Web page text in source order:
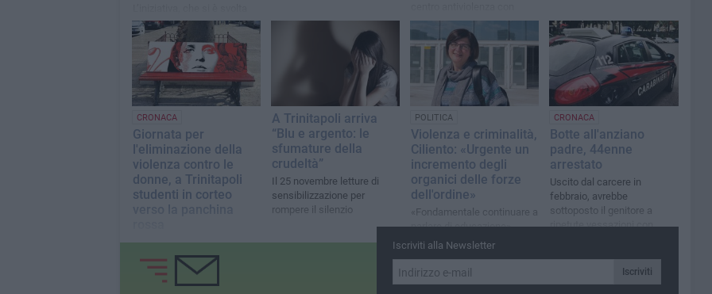
questa mattina, è stata
promossa dalla Fidapa BPW
Italy - Sezione Ofantina in
collaborazione con alcune
scuole della città
l'associazione "Osservatorio
Giulia e Rossella"
CRONACA
Giornata per
l'eliminazione della
violenza contro le
donne, a Trinitapoli
studenti in corteo
La manifestazione è stata
promossa
dall'amministrazione
comunale
A Trinitapoli arriva
“Blu e argento: le
sfumature della
crudeltà”
Il 25 novembre letture di
sensibilizzazione per
rompere il silenzio
POLITICA
Violenza e criminalità,
Ciliento: «Urgente un
incremento degli
organici delle forze
dell'ordine»
«Fondamentale continuare a
parlare di educazione»
CRONACA
Botte all'anziano
padre, 44enne
arrestato
Uscito dal carcere in
febbraio, avrebbe
sottoposto il genitore a
ripetute vessazioni con
Iscriviti alla Newsletter
Iscriviti